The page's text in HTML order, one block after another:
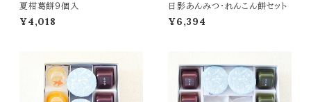
夏柑葛餅９個入
¥4,018
日影あんみつ・れんこん餅セット
¥6,394